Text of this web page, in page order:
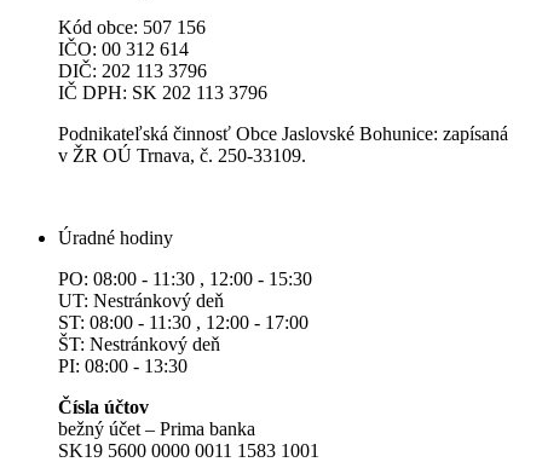
Kód obce: 507 156
IČO: 00 312 614
DIČ: 202 113 3796
IČ DPH: SK 202 113 3796
Podnikateľská činnosť Obce Jaslovské Bohunice: zapísaná
v ŽR OÚ Trnava, č. 250-33109.
Úradné hodiny
PO: 08:00 - 11:30 , 12:00 - 15:30
UT: Nestránkový deň
ST: 08:00 - 11:30 , 12:00 - 17:00
ŠT: Nestránkový deň
PI: 08:00 - 13:30
Čísla účtov
bežný účet – Prima banka
SK19 5600 0000 0011 1583 1001